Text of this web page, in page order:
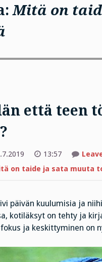
Mitä on
että teen
13:57
on taide ja sata muuta
päivän kuulumisia ja
kotiläksyt on tehty ja
ja keskittyminen on